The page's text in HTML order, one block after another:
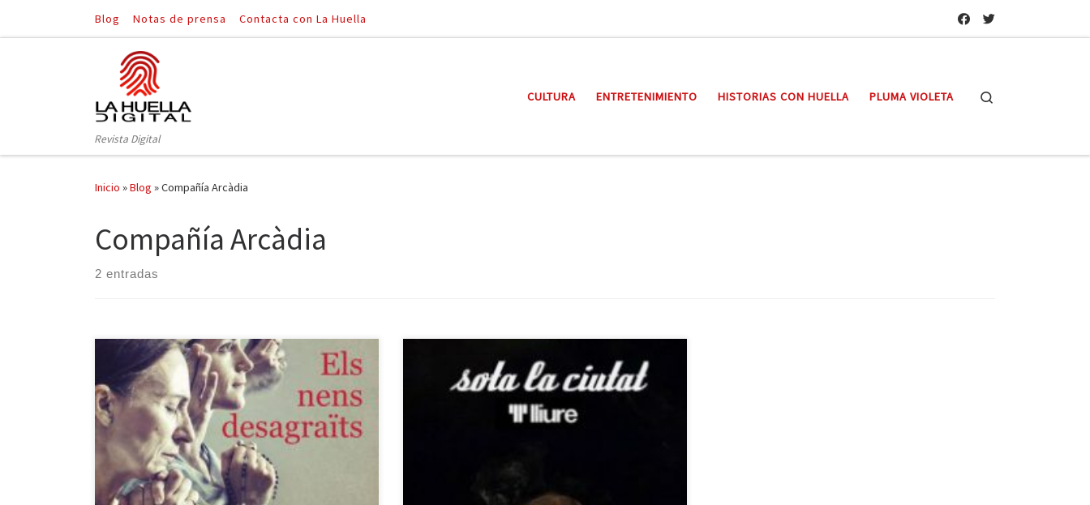
Saltar al contenido
Blog Notas de prensa Contacta con La Huella
Revista Digital
CULTURA ENTRETENIMIENTO HISTORIAS CON HUELLA PLUMA VIOLETA
Inicio »Blog »Compañía Arcàdia
Compañía Arcàdia
2 entradas
Las relaciones familiares, y las relaciones de cada uno
con ese concepto llamado “familia”, han ocupado ya
en más de una ocasión las propuestas presentadas
por la compañía Arcàdia y su director y dramaturgo,
Llàtzer Garcia, ya sea de una forma directa, como en
Cenizas, o de forma indirecta, como […]
La compañía Arcàdia, a quienes pudimos ver en
Madrid hace un par de meses con su exitoso montaje
Cenizas (La pols), en el Fernán Gómez – Centro
Lliure de Montjuic, en Barcelona, su […]